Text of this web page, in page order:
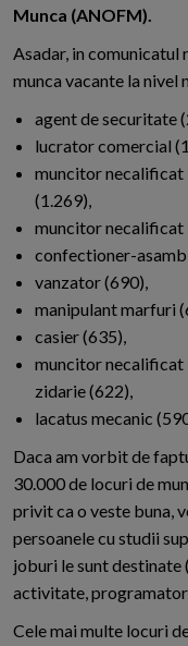
Munca (ANOFM).
Asadar, in
munca vacante la nivel
agent de securitate
lucrator comercial
muncitor necalificat
(1.269),
muncitor
confectioner-
vanzator (690),
manipulant marfuri
casier (635),
muncitor necalificat
zidarie (622),
lacatus mecanic
Daca am vorbit de
30.000 de locuri de
privit ca o veste buna,
persoanele cu studii
joburi le sunt
activitate,
Cele mai multe locuri